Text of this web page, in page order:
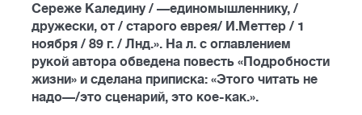
Сереже Каледину / —единомышленнику, /
дружески, от / старого еврея/ И.Меттер / 1
ноября / 89 г. / Лнд.». На л. с оглавлением
рукой автора обведена повесть «Подробности
жизни» и сделана приписка: «Этого читать не
надо—/это сценарий, это кое-как.».